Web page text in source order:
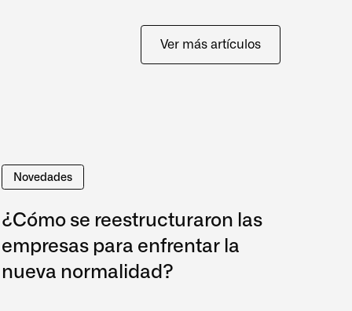
Ver más artículos
Novedades
¿Cómo se reestructuraron las
empresas para enfrentar la
nueva normalidad?